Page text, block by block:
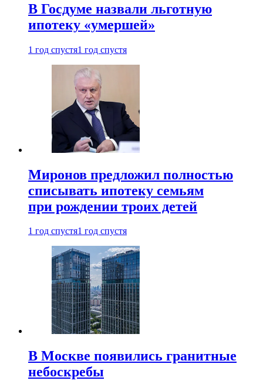
В Госдуме назвали льготную
ипотеку «умершей»
1 год спустя1 год спустя
Миронов предложил полностью
списывать ипотеку семьям
при рождении троих детей
1 год спустя1 год спустя
В Москве появились гранитные
небоскребы